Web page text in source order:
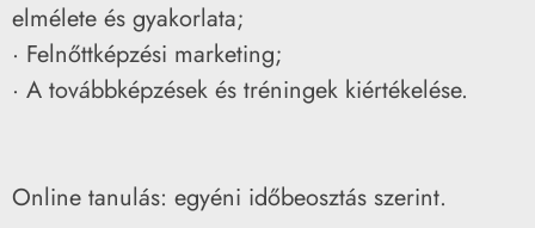
elmélete és gyakorlata;
· Felnőttképzési marketing;
· A továbbképzések és tréningek kiértékelése.
Online tanulás: egyéni időbeosztás szerint.